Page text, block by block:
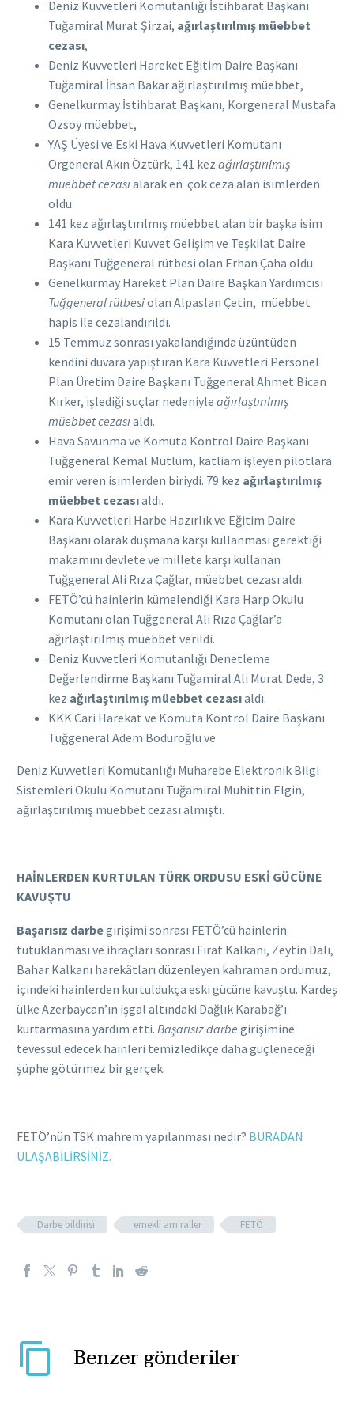
Deniz Kuvvetleri Komutanlığı İstihbarat Başkanı
Tuğamiral Murat Şirzai, ağırlaştırılmış müebbet
cezası,
Deniz Kuvvetleri Hareket Eğitim Daire Başkanı
Tuğamiral İhsan Bakar ağırlaştırılmış müebbet,
Genelkurmay İstihbarat Başkanı, Korgeneral Mustafa
Özsoy müebbet,
YAŞ Üyesi ve Eski Hava Kuvvetleri Komutanı
Orgeneral Akın Öztürk, 141 kez ağırlaştırılmış
müebbet cezasıalarak en çok ceza alan isimlerden
oldu.
141 kez ağırlaştırılmış müebbet alan bir başka isim
Kara Kuvvetleri Kuvvet Gelişim ve Teşkilat Daire
Başkanı Tuğgeneral rütbesi olan Erhan Çaha oldu.
Genelkurmay Hareket Plan Daire Başkan Yardımcısı
Tuğgeneral rütbesiolan Alpaslan Çetin, müebbet
hapis ile cezalandırıldı.
15 Temmuz sonrası yakalandığında üzüntüden
kendini duvara yapıştıran Kara Kuvvetleri Personel
Plan Üretim Daire Başkanı Tuğgeneral Ahmet Bican
Kırker, işlediği suçlar nedeniyle ağırlaştırılmış
müebbet cezasıaldı.
Hava Savunma ve Komuta Kontrol Daire Başkanı
Tuğgeneral Kemal Mutlum, katliam işleyen pilotlara
emir veren isimlerden biriydi. 79 kez ağırlaştırılmış
müebbet cezasıaldı.
Kara Kuvvetleri Harbe Hazırlık ve Eğitim Daire
Başkanı olarak düşmana karşı kullanması gerektiği
makamını devlete ve millete karşı kullanan
Tuğgeneral Ali Rıza Çağlar, müebbet cezası aldı.
FETÖ’cü hainlerin kümelendiği Kara Harp Okulu
Komutanı olan Tuğgeneral Ali Rıza Çağlar’a
ağırlaştırılmış müebbet verildi.
Deniz Kuvvetleri Komutanlığı Denetleme
Değerlendirme Başkanı Tuğamiral Ali Murat Dede, 3
kez ağırlaştırılmış müebbet cezasıaldı.
KKK Cari Harekat ve Komuta Kontrol Daire Başkanı
Tuğgeneral Adem Boduroğlu ve
Deniz Kuvvetleri Komutanlığı Muharebe Elektronik Bilgi
Sistemleri Okulu Komutanı Tuğamiral Muhittin Elgin,
ağırlaştırılmış müebbet cezası almıştı.
HAİNLERDEN KURTULAN TÜRK ORDUSU ESKİ GÜCÜNE
KAVUŞTU
Başarısız darbegirişimi sonrası FETÖ’cü hainlerin
tutuklanması ve ihraçları sonrası Fırat Kalkanı, Zeytin Dalı,
Bahar Kalkanı harekâtları düzenleyen kahraman ordumuz,
içindeki hainlerden kurtuldukça eski gücüne kavuştu. Kardeş
ülke Azerbaycan’ın işgal altındaki Dağlık Karabağ’ı
kurtarmasına yardım etti. Başarısız darbe girişimine
tevessül edecek hainleri temizledikçe daha güçleneceği
şüphe götürmez bir gerçek.
FETÖ’nün TSK mahrem yapılanması nedir? BURADAN
ULAŞABİLİRSİNİZ.
Darbe bildirisi emekli amiraller FETÖ
Benzer gönderiler